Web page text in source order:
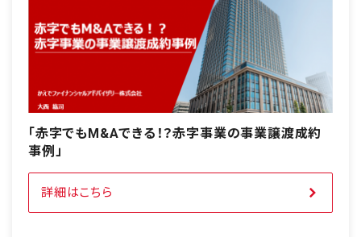
「赤字でもM&Aできる！？赤字事業の事業譲渡成約
事例」
詳細はこちら